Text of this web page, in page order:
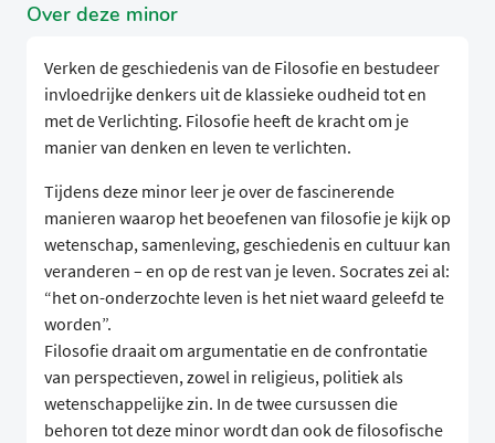
Over deze minor
Verken de geschiedenis van de Filosofie en bestudeer
invloedrijke denkers uit de klassieke oudheid tot en
met de Verlichting. Filosofie heeft de kracht om je
manier van denken en leven te verlichten.
Tijdens deze minor leer je over de fascinerende
manieren waarop het beoefenen van filosofie je kijk op
wetenschap, samenleving, geschiedenis en cultuur kan
veranderen – en op de rest van je leven. Socrates zei al:
“het on-onderzochte leven is het niet waard geleefd te
worden”.
Filosofie draait om argumentatie en de confrontatie
van perspectieven, zowel in religieus, politiek als
wetenschappelijke zin. In de twee cursussen die
behoren tot deze minor wordt dan ook de filosofische